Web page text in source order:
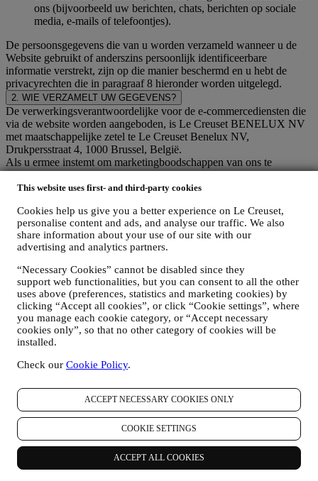
This website uses first- and third-party cookies
Cookies help us give you a better experience on Le Creuset,
personalise content and ads, and analyse our traffic. We also
share information about your use of our site with our
advertising and analytics partners.
“Necessary Cookies” cannot be disabled since they
support web functionalities, but you can consent to all the other
uses above (preferences, statistics and marketing cookies) by
clicking “Accept all cookies”, or click “Cookie settings”, where
you manage each cookie category, or “Accept necessary
cookies only”, so that no other category of cookies will be
installed.
Check our Cookie Policy.
ACCEPT NECESSARY COOKIES ONLY
COOKIE SETTINGS
ACCEPT ALL COOKIES
ons (bijvoorbeeld uw berichten, chats, berichten op sociale
media, e-mails of telefoontjes).
De persoonsgegevens die van u worden verzameld wanneer u de
Website gebruikt of anderszins persoonlijk identificeerbare
informatie verstrekt, zijn op die manier beschermd en u hebt de
privacyrechten die in paragraaf 8 hieronder worden uitgelegd.
2. WIE VERZAMELT UW GEGEVENS?
De verwerkingsverantwoordelijke voor de e-commercediensten die
via de website worden aangeboden, is Le Creuset BENELUX NV
met maatschappelijke zetel te Le Creuset Benelux NV,
Drukpersstraat 4, 1000 Brussel, België.
Als u ermee instemt om marketingboodschappen van ons te
ontvangen, worden uw gegevens onderdeel van de
consumentendatabase van Le Creuset Group, die als
het kantoor in Hofstrasse 1A,Neuhofstrasse 4 , Baar, Zugo, 6340
Zwitserland (die Le Creuset SL, BTW-nummer B62153630, met
kantoor in Paseo de Gracia 9, 2º, 08007 Barcelona, Spanje, heeft
aangesteld als vertegenwoordiger in de EU), op basis van een
overeenkomst tot gezamenlijke zeggenschap die in wezen voorziet
in (a) Le Creuset Group AG die verantwoordelijk is voor de
algemene strategie met betrekking tot marketing en
gepersonaliseerde klantervaring; (b) lokale Le Creuset-entiteiten die
profiteren van deze strategie en deze uitvoeren, alsmede
onafhankelijk marketingcommunicatie/initiatieven ontwikkelen op
lokaal niveau (binnen een bepaald land); (c) beide gezamenlijk
rechten af te handelen.
Wij kunnen uw gegevens verwerken voor de volgende doeleinden:
VOOR ONZE WETTELIJKE VERPLICHTINGEN
Mogelijk moeten we bepaalde gegevens over u verwerken om
te voldoen aan onze wettelijke verplichtingen en andere
verplichtingen die voortvloeien uit instructies van de overheid.
OM EEN LE CREUSET-ACCOUNT AAN TE MAKEN